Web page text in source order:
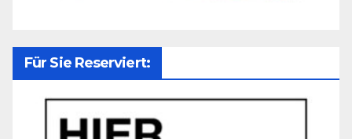
Für Sie Reserviert: